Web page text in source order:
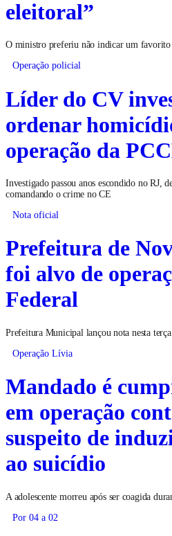
eleitoral”
O ministro preferiu não indicar um favorito
Operação policial
Líder do CV
ordenar
operação da
Investigado passou anos escondido no RJ,
comandando o crime no CE
Nota oficial
Prefeitura de
foi alvo de
Federal
Prefeitura Municipal lançou nota nesta
Operação Lívia
Mandado é
em operação
suspeito de
ao suicídio
A adolescente morreu após ser coagida
Por 04 a 02